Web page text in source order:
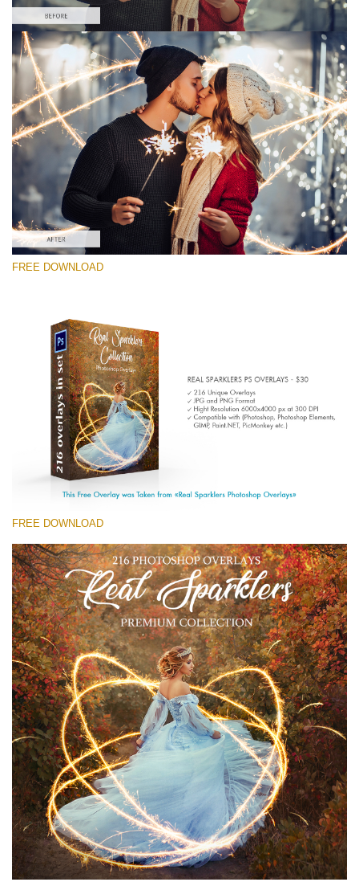
Please select
Free Photoshop Overlay #7
Small 800*533px
Real Sparklers
(216 Overlays)
Large 6000*4000px
Large 6000*4000px
Entire Collection
(1783 Overlays)
Large 6000*4000px
Free download
FREE DOWNLOAD
FREE DOWNLOAD